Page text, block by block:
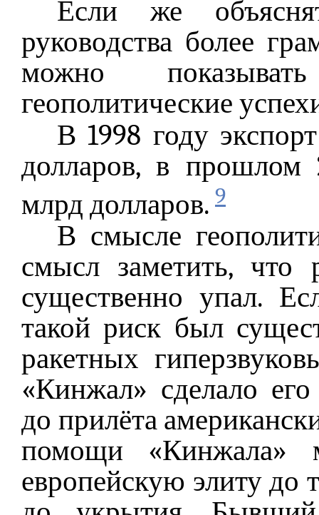
Если же
руководства более
можно
геополитические
В 1998 году
долларов, в прошлом
млрд долларов. 9
В смысле
смысл заметить, что
существенно упал.
такой риск был
ракетных
«Кинжал» сделало
до прилёта
помощи «Кинжала»
европейскую элиту до